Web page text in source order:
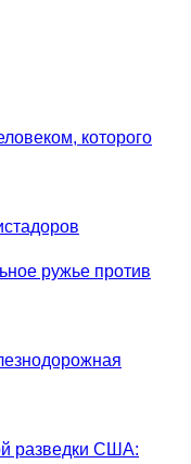
которого
ружье против
разведки США: